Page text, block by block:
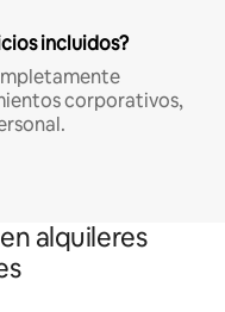
incluidos?
corporativos,
alquileres